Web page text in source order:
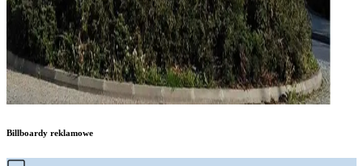
Billboardy reklamowe